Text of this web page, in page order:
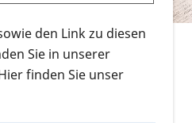
dieErklärvideos zum
PRO RETINA-Website
Menschen an.
sämtliches Infomaterial
den Link zu diesen
Sie in unserer
finden Sie unser